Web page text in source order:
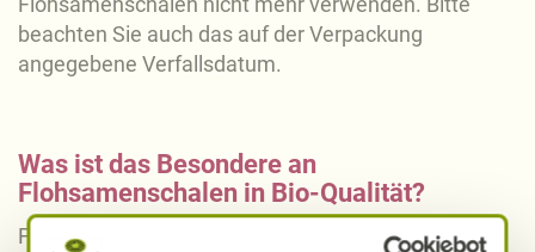
beachten Sie auch das auf der Verpackung
angegebene Verfallsdatum.
Was ist das Besondere an
Flohsamenschalen in Bio-Qualität?
Flohsamenschalen in Bio-Qualität werden unter